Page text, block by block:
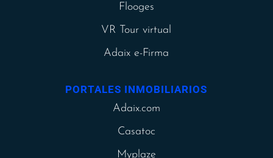
Flooges
VR Tour virtual
Adaix e-Firma
PORTALES INMOBILIARIOS
Adaix.com
Casatoc
Myplaze